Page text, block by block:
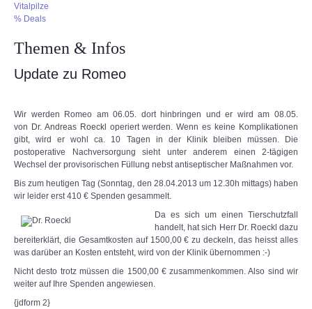
Vitalpilze
% Deals
Themen & Infos
Update zu Romeo
Wir werden Romeo am 06.05. dort hinbringen und er wird am 08.05.
von Dr. Andreas Roeckl operiert werden. Wenn es keine Komplikationen
gibt, wird er wohl ca. 10 Tagen in der Klinik bleiben müssen. Die
postoperative Nachversorgung sieht unter anderem einen 2-tägigen
Wechsel der provisorischen Füllung nebst antiseptischer Maßnahmen vor.
Bis zum heutigen Tag (Sonntag, den 28.04.2013 um 12.30h mittags) haben
wir leider erst 410 € Spenden gesammelt.
Da es sich um einen Tierschutzfall
handelt, hat sich Herr Dr. Roeckl dazu
bereiterklärt, die Gesamtkosten auf 1500,00 € zu deckeln, das heisst alles
was darüber an Kosten entsteht, wird von der Klinik übernommen :-)
Nicht desto trotz müssen die 1500,00 € zusammenkommen. Also sind wir
weiter auf Ihre Spenden angewiesen.
{jdform 2}